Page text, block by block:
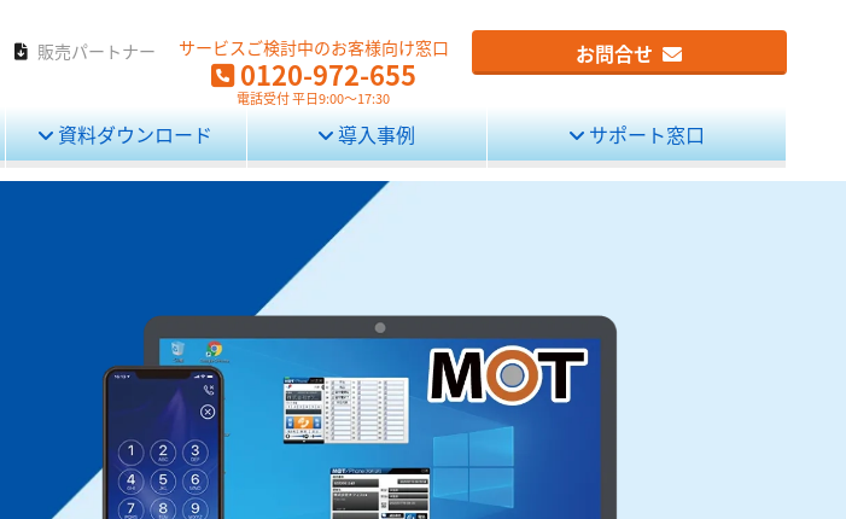
販売パートナー サービスご検討中のお客様向け窓口
0120-972-655
電話受付 平日9:00～17:30
お問合せ
資料ダウンロード 導入事例 サポート窓口